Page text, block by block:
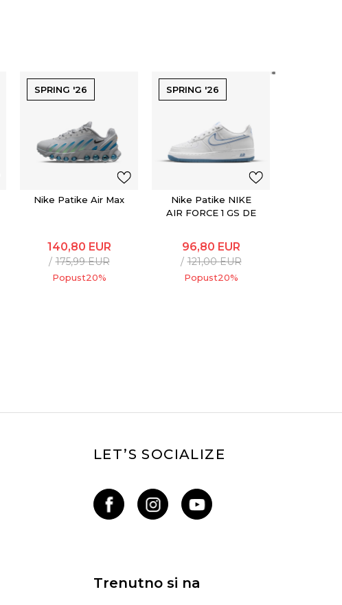
SPRING '26
Nike Patike Air Max
140,80 EUR
175,99EUR
Popust20%
SPRING '26
Nike Patike NIKE
AIR FORCE 1 GS DE
96,80 EUR
121,00EUR
Popust20%
LET’S SOCIALIZE
Trenutno si na